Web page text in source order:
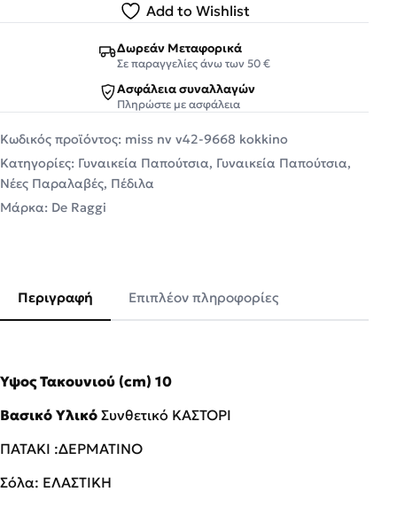
Add to Wishlist
Δωρεάν Μεταφορικά
Σε παραγγελίες άνω των 50 €
Ασφάλεια συναλλαγών
Πληρώστε με ασφάλεια
Κωδικός προϊόντος: miss nv v42-9668 kokkino
Κατηγορίες: Γυναικεία Παπούτσια, Γυναικεία Παπούτσια,
Νέες Παραλαβές, Πέδιλα
Μάρκα: De Raggi
Περιγραφή Επιπλέον πληροφορίες
Ύψος Τακουνιού (cm) 10
Βασικό Υλικό Συνθετικό ΚΑΣΤΟΡΙ
ΠΑΤΑΚΙ :ΔΕΡΜΑΤΙΝΟ
Σόλα: ΕΛΑΣΤΙΚΗ